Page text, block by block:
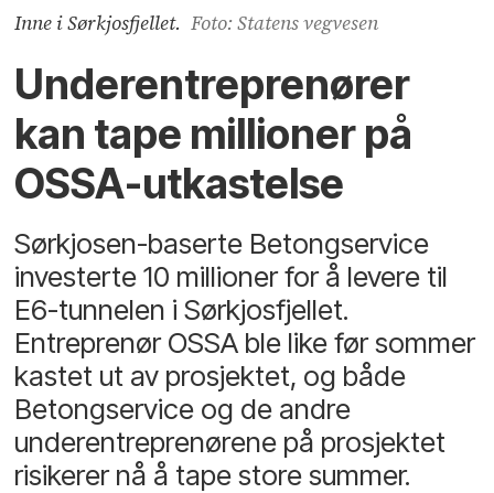
Inne i Sørkjosfjellet. Foto: Statens vegvesen
Underentreprenører
kan tape millioner på
OSSA-utkastelse
Sørkjosen-baserte Betongservice
investerte 10 millioner for å levere til
E6-tunnelen i Sørkjosfjellet.
Entreprenør OSSA ble like før sommer
kastet ut av prosjektet, og både
Betongservice og de andre
underentreprenørene på prosjektet
risikerer nå å tape store summer.